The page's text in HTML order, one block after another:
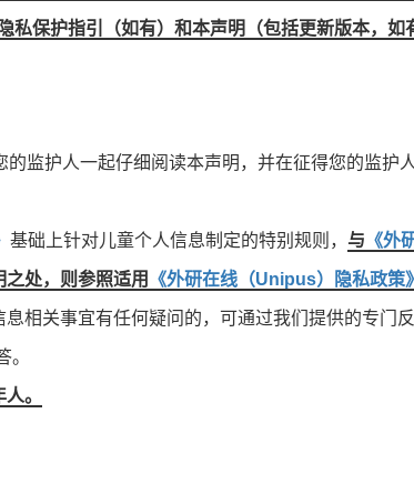
私保护指引（如有）和本声明（包括更新版本，
监护人一起仔细阅读本声明，并在征得您的监护
基础上针对儿童个人信息制定的特别规则， 与 《外
处，则参照适用 《外研在线（Unipus）隐私政策》
相关事宜有任何疑问的，可通过我们提供的专门
。
。